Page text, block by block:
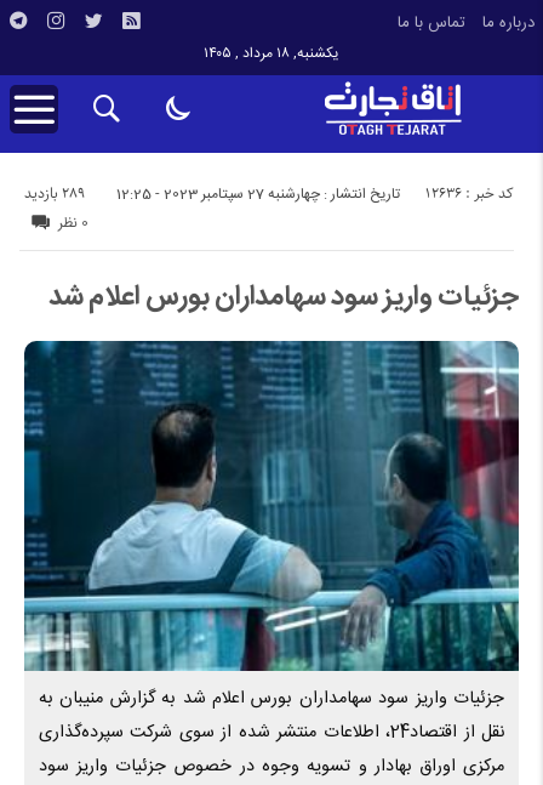
درباره ما تماس با ما
یکشنبه, ۱۸ مرداد , ۱۴۰۵
تاریخ انتشار : چهارشنبه 27 سپتامبر 2023 - 12:25 289 بازدید کد خبر : 12636
0 نظر
جزئیات واریز سود سهامداران بورس اعلام شد
جزئیات واریز سود سهامداران بورس اعلام شد به گزارش منیبان به
نقل از اقتصاد24، اطلاعات منتشر شده از سوی شرکت سپرده‌گذاری
مرکزی اوراق بهادار و تسویه وجوه در خصوص جزئیات واریز سود